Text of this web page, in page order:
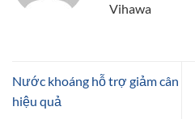
Vihawa
Nước khoáng hỗ trợ giảm cân
hiệu quả